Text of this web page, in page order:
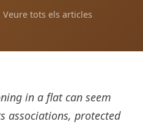
tots els articles
in a flat can seem
associations, protected